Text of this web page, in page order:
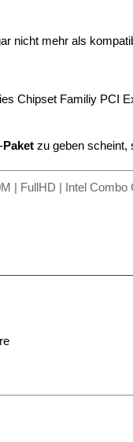
nicht mehr als
Chipset Familiy PCI
Paket zu geben scheint,
| FullHD | Intel